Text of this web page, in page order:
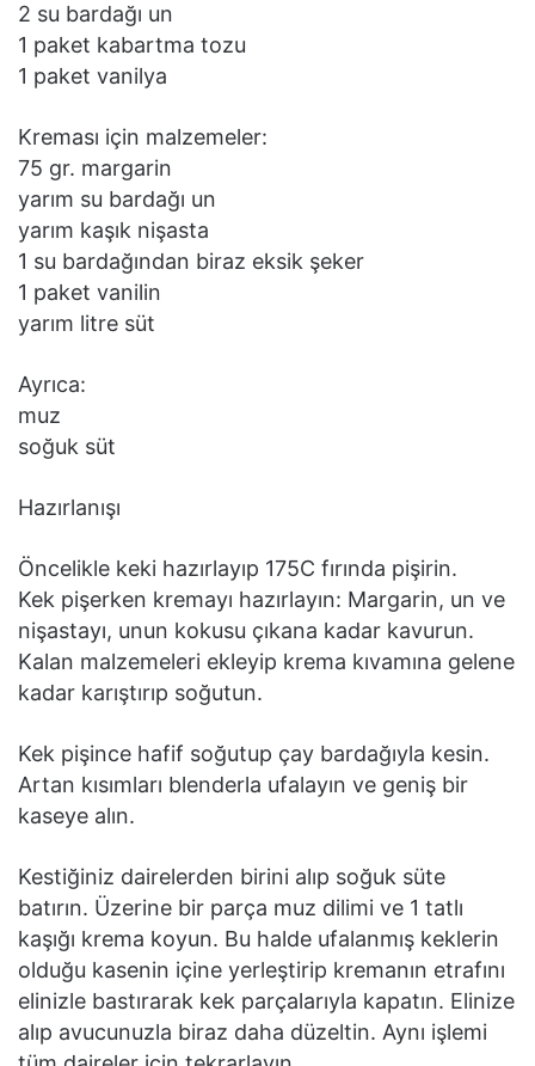
2 su bardağı un
1 paket kabartma tozu
1 paket vanilya
Kreması için malzemeler:
75 gr. margarin
yarım su bardağı un
yarım kaşık nişasta
1 su bardağından biraz eksik şeker
1 paket vanilin
yarım litre süt
Ayrıca:
muz
soğuk süt
Hazırlanışı
Öncelikle keki hazırlayıp 175C fırında pişirin.
Kek pişerken kremayı hazırlayın: Margarin, un ve
nişastayı, unun kokusu çıkana kadar kavurun.
Kalan malzemeleri ekleyip krema kıvamına gelene
kadar karıştırıp soğutun.
Kek pişince hafif soğutup çay bardağıyla kesin.
Artan kısımları blenderla ufalayın ve geniş bir
kaseye alın.
Kestiğiniz dairelerden birini alıp soğuk süte
batırın. Üzerine bir parça muz dilimi ve 1 tatlı
kaşığı krema koyun. Bu halde ufalanmış keklerin
olduğu kasenin içine yerleştirip kremanın etrafını
elinizle bastırarak kek parçalarıyla kapatın. Elinize
alıp avucunuzla biraz daha düzeltin. Aynı işlemi